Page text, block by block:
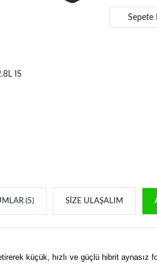
Sepete
IS
(5) SIZE ULAŞALIM
küçük, hızlı ve güçlü hibrit aynasız